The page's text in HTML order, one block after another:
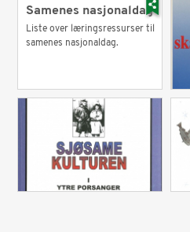
Samenes nasjonaldag
Liste over læringsressurser til
samenes nasjonaldag.